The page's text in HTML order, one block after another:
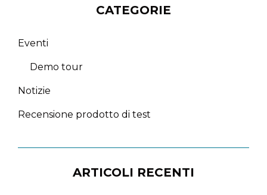
CATEGORIE
Eventi
Demo tour
Notizie
Recensione prodotto di test
ARTICOLI RECENTI